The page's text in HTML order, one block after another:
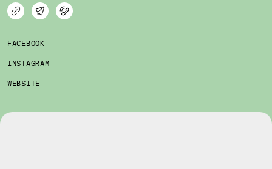
FACEBOOK
INSTAGRAM
WEBSITE